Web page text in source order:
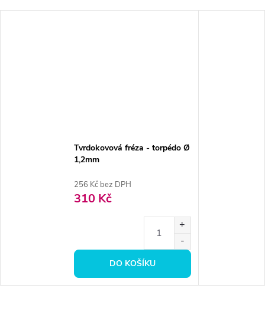
Tvrdokovová fréza - torpédo Ø
1,2mm
256 Kč bez DPH
310 Kč
DO KOŠÍKU